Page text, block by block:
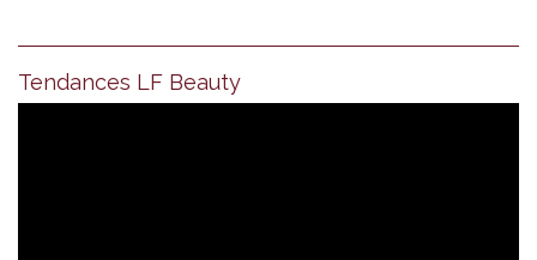
Tendances LF Beauty